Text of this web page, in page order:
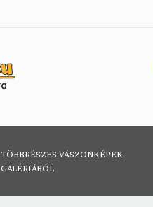
TÖBBRÉSZES VÁSZONKÉPEK
GALÉRIÁBÓL